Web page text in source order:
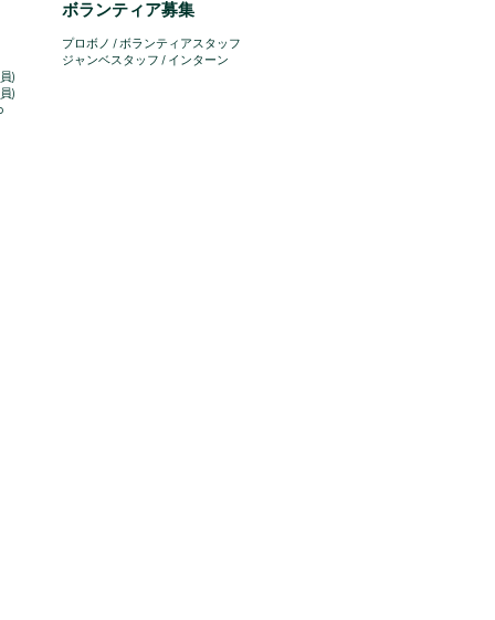
)
)
ボランティア募集
プロボノ / ボランティアスタッフ
​ジャンベスタッフ / インターン